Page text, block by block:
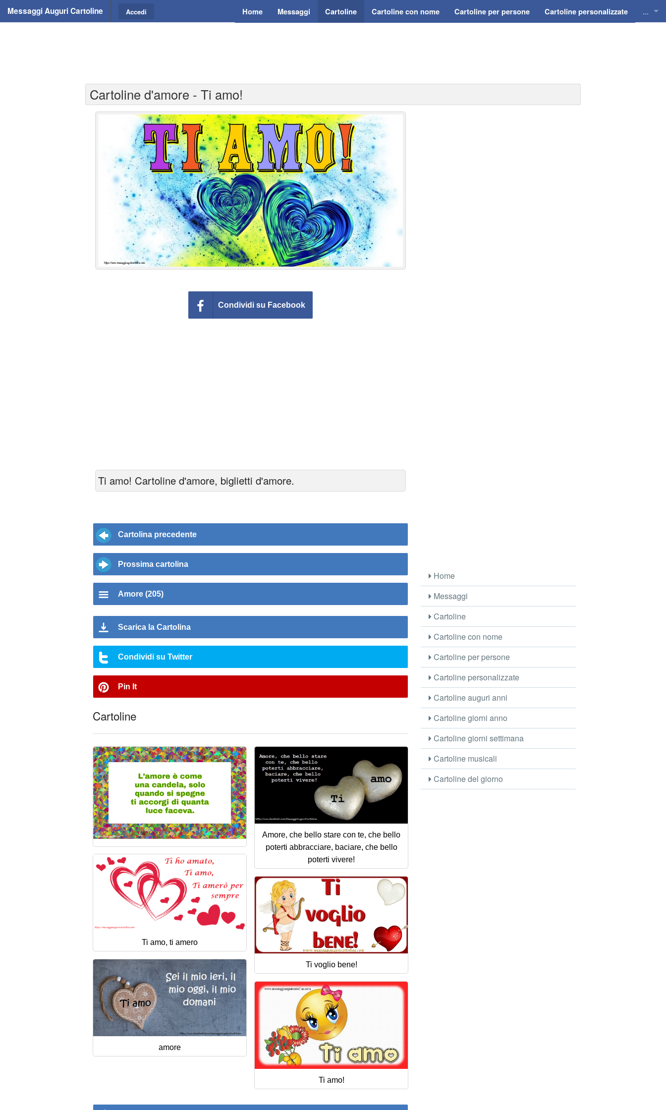
Messaggi Auguri Cartoline Home Messaggi Cartoline Cartoline con nome Cartoline per persone Cartoline personalizzate ...
Accedi
Cartoline d'amore - Ti amo!
Condividi su Facebook
Ti amo! Cartoline d'amore, biglietti d'amore.
Cartolina precedente
Prossima cartolina
Amore (205)
Scarica la Cartolina
Condividi su Twitter
Pin It
Cartoline
Amore, che bello stare con te, che bello
poterti abbracciare, baciare, che bello
poterti vivere!
Ti amo, ti amero
Ti voglio bene!
amore
Ti amo!
Home
Messaggi
Cartoline
Cartoline con nome
Cartoline per persone
Cartoline personalizzate
Cartoline auguri anni
Cartoline giorni anno
Cartoline giorni settimana
Cartoline musicali
Cartoline del giorno